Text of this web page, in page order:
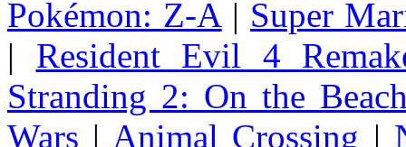
Pokémon: Z-A | Super
| Resident Evil 4
Stranding 2: On the
Wars | Animal Crossing |